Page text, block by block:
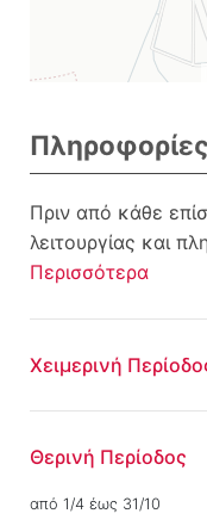
Πληροφορίες
Πριν από κάθε
λειτουργίας και
Περισσότερα
Χειμερινή
Θερινή Περίοδος
από 1/4 έως 31/10